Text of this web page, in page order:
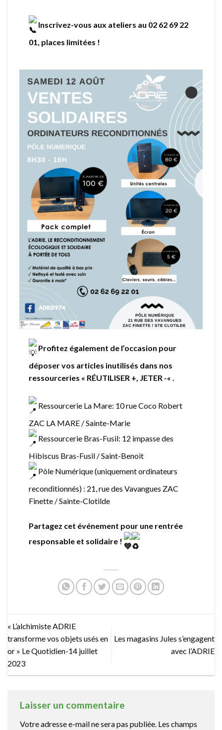
Inscrivez-vous aux ateliers au 02 62 69 22
01, places limitées !
Profitez également de l’occasion pour
déposer vos articles inutilisés dans nos
ressourceries « RÉUTILISER +, JETER -« .
Ressourcerie La Mare: 10 rue Coco Robert
ZAC LA MARE / Sainte-Marie
Ressourcerie Bras-Fusil: 12 impasse des
Hibiscus Bras-Fusil / Saint-Benoit
Pôle Numérique (uniquement ordinateurs
reconditionnés) : 21, rue des Vavangues ZAC
Finette / Sainte-Clotilde
Partagez cet événement pour une rentrée
responsable et solidaire !
« L’alchimiste ADRIE
transforme vos objets usés en
or » Le Quotidien-14 juillet
2023
Les magasins Jules s’engagent
avec l’ADRIE
Laisser un commentaire
Votre adresse e-mail ne sera pas publiée. Les champs